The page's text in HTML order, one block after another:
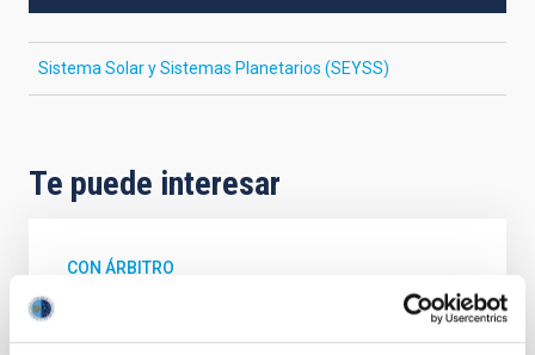
Sistema Solar y Sistemas Planetarios (SEYSS)
Te puede interesar
CON ÁRBITRO
Magnetic Field Alignment with Dense
Cores in the Transition between Cloud and